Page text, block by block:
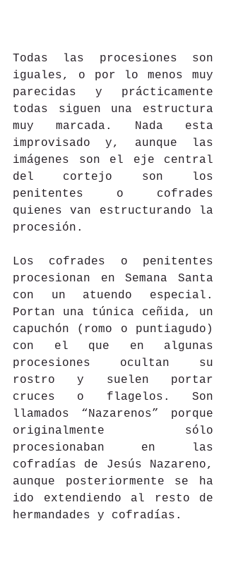
Todas las procesiones son
iguales, o por lo menos muy
parecidas y prácticamente
todas siguen una estructura
muy marcada. Nada esta
improvisado y, aunque las
imágenes son el eje central
del cortejo son los
penitentes o cofrades
quienes van estructurando la
procesión.
Los cofrades o penitentes
procesionan en Semana Santa
con un atuendo especial.
Portan una túnica ceñida, un
capuchón (romo o puntiagudo)
con el que en algunas
procesiones ocultan su
rostro y suelen portar
cruces o flagelos. Son
llamados “Nazarenos” porque
originalmente sólo
procesionaban en las
cofradías de Jesús Nazareno,
aunque posteriormente se ha
ido extendiendo al resto de
hermandades y cofradías.